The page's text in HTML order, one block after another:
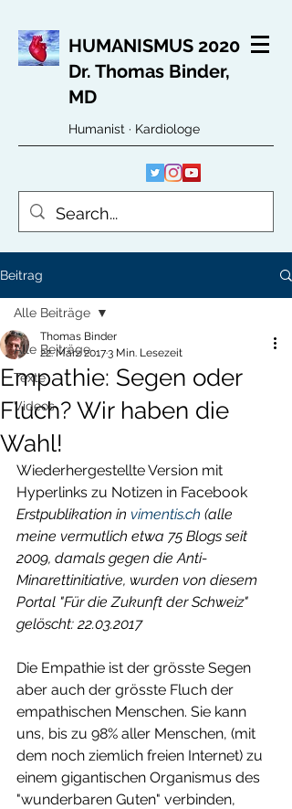
HUMANISMUS 2020
Dr. Thomas Binder,
MD
Humanist · Kardiologe
Beitrag
Alle Beiträge
Texte
Videos
Alle Beiträge
Empathie: Segen oder
Fluch? Wir haben die
Wahl!
Thomas Binder
22. März 20173 Min. Lesezeit
Wiederhergestellte Version mit
Hyperlinks zu Notizen in Facebook
Erstpublikation in vimentis.ch (alle
meine vermutlich etwa 75 Blogs seit
2009, damals gegen die Anti-
Minarettinitiative, wurden von diesem
Portal "Für die Zukunft der Schweiz"
gelöscht: 22.03.2017
Die Empathie ist der grösste Segen
aber auch der grösste Fluch der
empathischen Menschen. Sie kann
uns, bis zu 98% aller Menschen, (mit
dem noch ziemlich freien Internet) zu
einem gigantischen Organismus des
"wunderbaren Guten" verbinden,